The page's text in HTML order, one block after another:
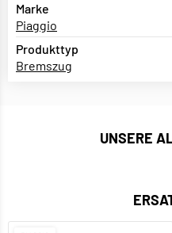
Marke
Piaggio
Produkttyp
Bremszug
UNSERE